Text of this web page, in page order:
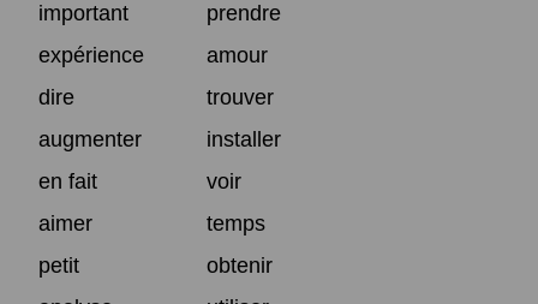
important
prendre
expérience
amour
dire
trouver
augmenter
installer
en fait
voir
aimer
temps
petit
obtenir